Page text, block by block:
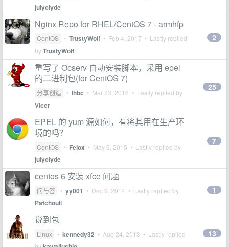
julyclyde
Nginx Repo for RHEL/CentOS 7 - armhfp
CentOS • TrustyWolf • Feb 4, 2017 • Lastly replied
byTrustyWolf
2
重写了 Ocserv 自动安装脚本，采用 epel
的二进制包(for CentOS 7)
分享创造 • lhbc • Mar 23, 2016 • Lastly replied by
Vicer
25
EPEL 的 yum 源如何，有将其用在生产环
境的吗？
CentOS • Feiox • May 6, 2015 • Lastly replied by
julyclyde
7
centos 6 安装 xfce 问题
问与答 • yy001 • Dec 9, 2014 • Lastly replied by
Patchouli
1
说到包
Linux • kennedy32 • Aug 24, 2013 • Lastly replied
13